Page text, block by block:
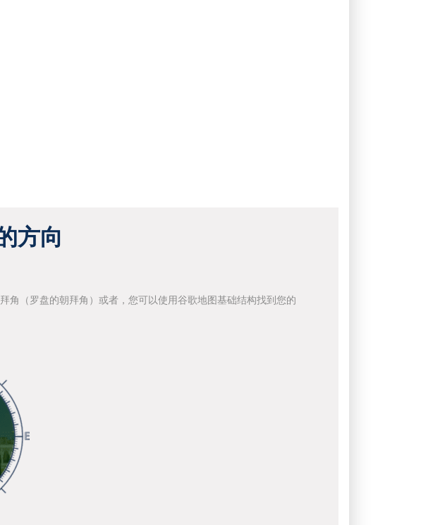
方向
角（罗盘的朝拜角）或者，您可以使用谷歌地图基础结构找到您的